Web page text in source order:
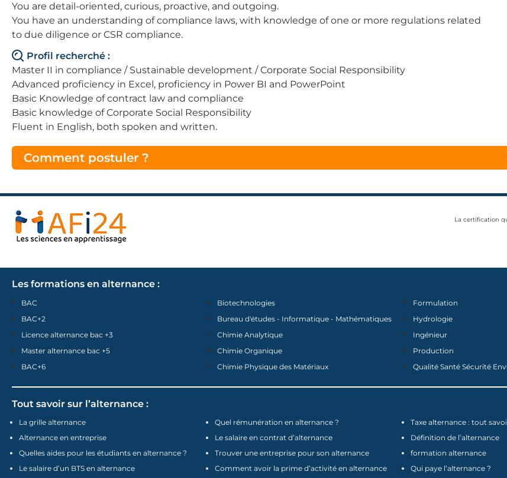
You are detail-oriented, curious, proactive, and outgoing.
You have an understanding of compliance laws, with knowledge of one or more regulations related
to due diligence or CSR compliance.
Profil recherché :
Master II in compliance / Sustainable development / Corporate Social Responsibility
Advanced proficiency in Excel, proficiency in Power BI and PowerPoint
Basic Knowledge of contract law and compliance
Basic knowledge of Corporate Social Responsibility
Fluent in English, both spoken and written.
Comment postuler ?
La certification
Les formations en alternance :
BAC
BAC+2
Licence alternance bac +3
Master alternance bac +5
BAC+6
Biotechnologies
Bureau d'études - Informatique - Mathématiques
Chimie Analytique
Chimie Organique
Chimie Physique des Matériaux
Formulation
Hydrologie
Ingénieur
Production
Qualité Santé Sécurité
Tout savoir sur l’alternance :
La grille alternance
Alternance en entreprise
Quelles aides pour les étudiants en alternance ?
Le salaire d’un BTS en alternance
Quel rémunération en alternance ?
Le salaire en contrat d’alternance
Trouver une entreprise pour son alternance
Comment avoir la prime d’activité en alternance
Taxe alternance : tout
Définition de l’alternance
formation alternance
Qui paye l’alternance ?